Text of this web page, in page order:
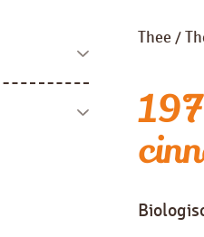
Thee /